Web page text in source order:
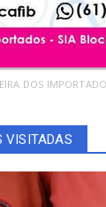
DOS
VISITADAS